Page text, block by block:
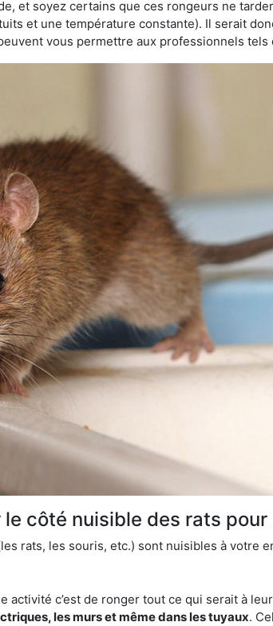
et soyez certains que ces rongeurs ne
et une température constante). Il serait
vous permettre aux professionnels
côté nuisible des rats pour
rats, les souris, etc.) sont nuisibles à votre
c’est de ronger tout ce qui serait à
les murs et même dans les tuyaux.